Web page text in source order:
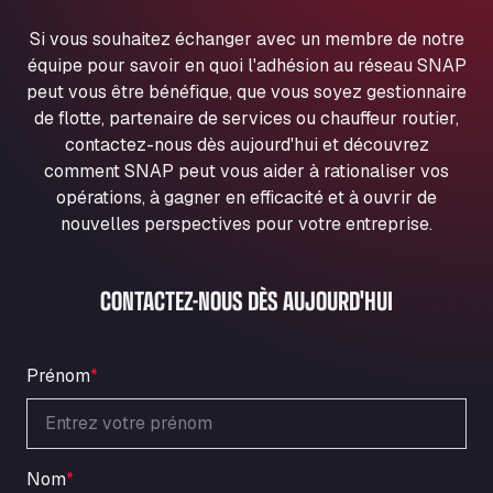
Aqua Ariva GmbH
Marie-Curie-Straße 24, 68219
Aral Autohof Bockel
An der Autobahn 1, 27404
ARAL Autohof Bockenem
Oppelner Str. 1, 31167
ARAL Autohof Merklingen
Schellweilerstraße 1, 66871
Ardleigh South Services
a120 westbound, CO77SL
Area 47 Hermanos Rico
Si vous souhaitez échanger avec un membre de notre
équipe pour savoir en quoi l'adhésion au réseau SNAP
peut vous être bénéfique, que vous soyez gestionnaire
de flotte, partenaire de services ou chauffeur routier,
contactez-nous dès aujourd'hui et découvrez
comment SNAP peut vous aider à rationaliser vos
opérations, à gagner en efficacité et à ouvrir de
nouvelles perspectives pour votre entreprise.
CONTACTEZ-NOUS DÈS AUJOURD'HUI
Prénom*
Nom*